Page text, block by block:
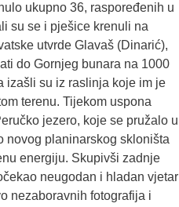
ukupno 36, raspoređenih u
su se i pješice krenuli na
utvrde Glavaš (Dinarić),
do Gornjeg bunara na 1000
izašli su iz raslinja koje im je
terenu. Tijekom uspona
jezero, koje se pružalo u
novog planinarskog skloništa
energiju. Skupivši zadnje
neugodan i hladan vjetar
nezaboravnih fotografija i